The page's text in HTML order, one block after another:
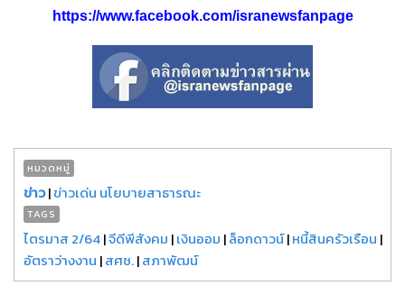
https://www.facebook.com/isranewsfanpage
หมวดหมู่
ข่าว|ข่าวเด่น นโยบายสาธารณะ
TAGS
ไตรมาส 2/64|จีดีพีสังคม |เงินออม |ล็อกดาวน์|หนี้สินครัวเรือน |
อัตราว่างงาน |สศช.|สภาพัฒน์